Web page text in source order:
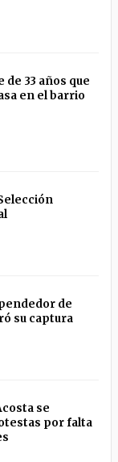
33 años que
en el barrio
de
su captura
se
por falta